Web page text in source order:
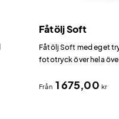
Fåtölj Soft
Fåtölj Soft med eget
fototryck över hela
Från 1 675,00 kr